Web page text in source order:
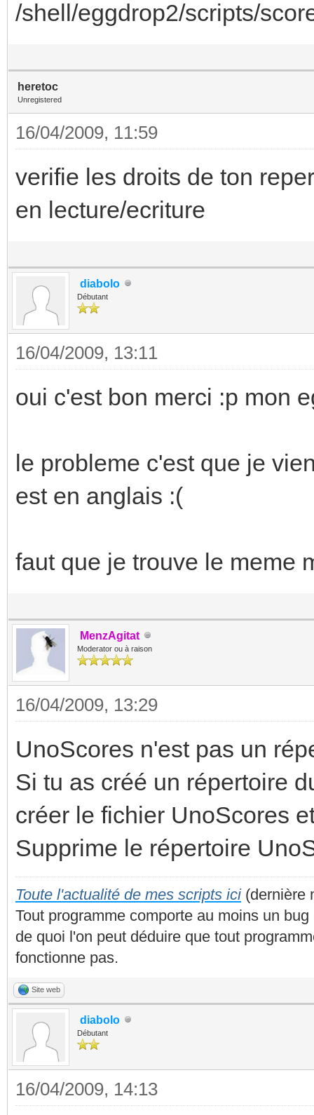
/shell/eggdrop2/scripts/
heretoc
Unregistered
16/04/2009, 11:59
verifie les droits de ton
en lecture/ecriture
diabolo
Débutant
16/04/2009, 13:11
oui c'est bon merci :p mon
le probleme c'est que je
est en anglais :(
faut que je trouve le meme
MenzAgitat
Moderator ou à raison
16/04/2009, 13:29
UnoScores n'est pas un
Si tu as créé un répertoire
créer le fichier UnoScores
Supprime le répertoire
Toute l'actualité de mes scripts ici(dernière
Tout programme comporte au moins un
de quoi l'on peut déduire que tout
fonctionne pas.
Site web
diabolo
Débutant
16/04/2009, 14:13